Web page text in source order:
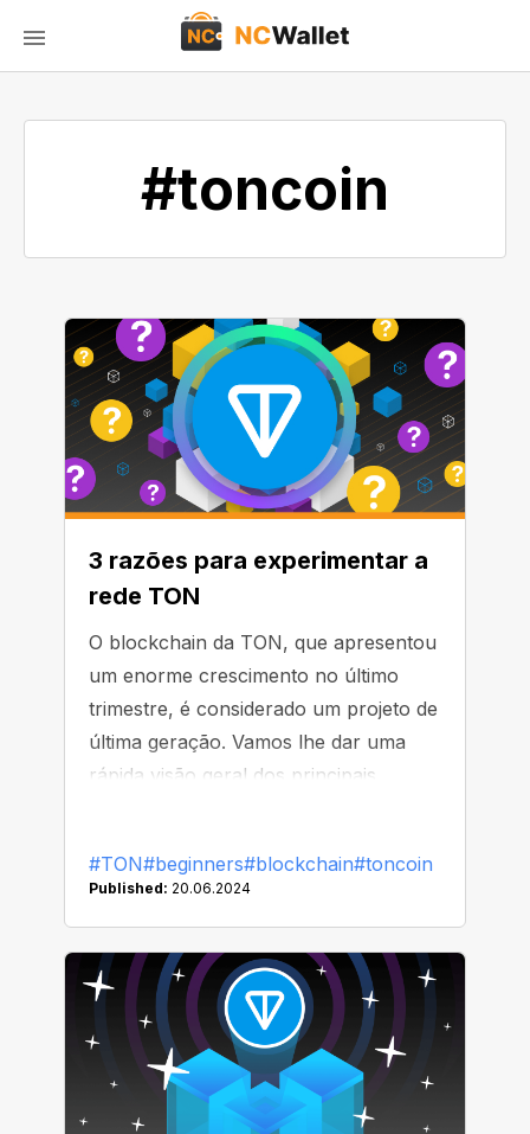
#toncoin
3 razões para experimentar a
rede TON
O blockchain da TON, que apresentou
um enorme crescimento no último
trimestre, é considerado um projeto de
última geração. Vamos lhe dar uma
rápida visão geral dos principais
#TON#beginners#blockchain#toncoin
Published: 20.06.2024